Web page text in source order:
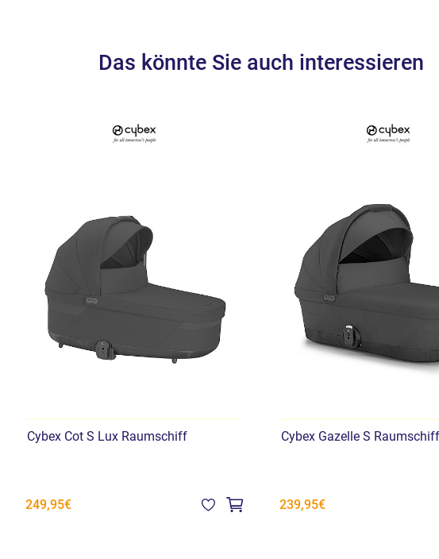
Griff, mit dem sie
Anwendung:ab der
Maximales Gewicht
Gewicht des
Polster:
Inhalt der Packung:
Lux Carry Babybett
Das könnte Sie auch interessieren
Cybex Cot S Lux Raumschiff
249,95€
Cybex Gazelle S Raumschiff
239,95€